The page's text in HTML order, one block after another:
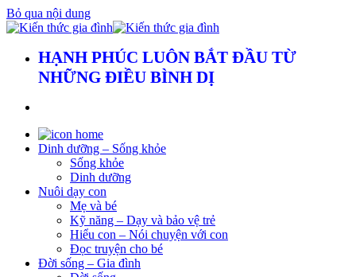
Bỏ qua nội dung
HẠNH PHÚC LUÔN BẮT ĐẦU TỪ
NHỮNG ĐIỀU BÌNH DỊ
Dinh dưỡng – Sống khỏe
Sống khỏe
Dinh dưỡng
Nuôi dạy con
Mẹ và bé
Kỹ năng – Dạy và bảo vệ trẻ
Hiểu con – Nói chuyện với con
Đọc truyện cho bé
Đời sống – Gia đình